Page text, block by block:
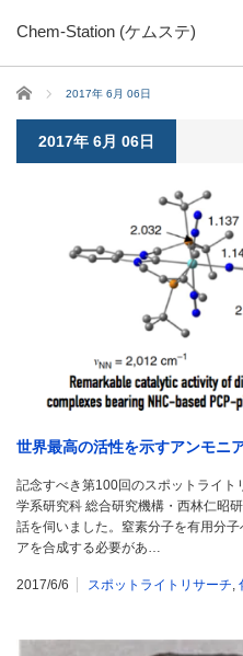
Chem-Station (ケムステ)
ホーム 2017年 6月 06日
2017年 6月 06日
世界最高の活性を示すアンモニ
記念すべき第100回のスポットライト
学系研究科 総合研究機構・西林仁昭
話を伺いました。窒素分子を有用分
アを合成する必要があ…
2017/6/6 スポットライトリサーチ